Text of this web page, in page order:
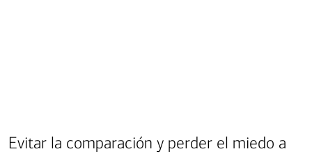
Transcripción
Evitar la comparación y perder el miedo a